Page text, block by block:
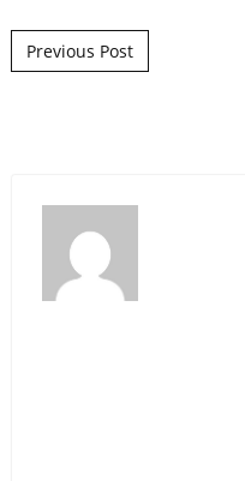
Post navigation
Previous Post